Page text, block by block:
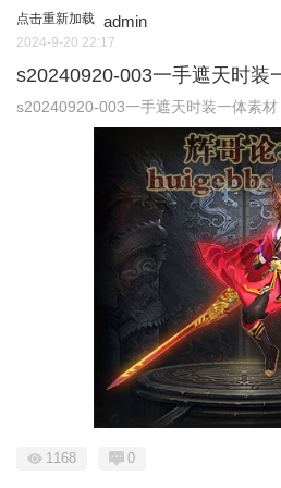
点击重新加载 admin
2024-9-20 22:17
s20240920-003一手遮天时装
s20240920-003一手遮天时装一体素材
1168 0